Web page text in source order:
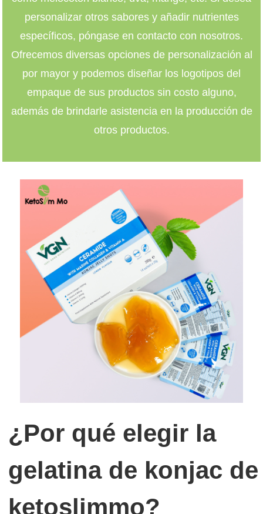
personalizar otros sabores y añadir nutrientes
específicos, póngase en contacto con nosotros.
Ofrecemos diversas opciones de personalización al
por mayor y podemos diseñar los logotipos del
empaque de sus productos sin costo alguno,
además de brindarle asistencia en la producción de
otros productos.
¿Por qué elegir la
gelatina de konjac de
ketoslimmo?